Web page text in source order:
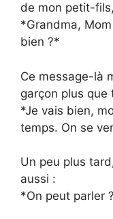
de mon petit-
*Grandma,
bien ?*
Ce message-là
garçon plus que
*Je vais bien,
temps. On se
Un peu plus
aussi :
*On peut parler